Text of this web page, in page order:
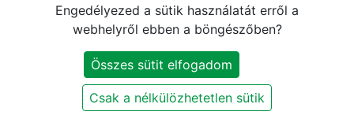
KOSÁRBA
Szállítási és fizetési információk
Engedélyezed a sütik használatát erről a
webhelyről ebben a böngészőben?
Összes sütit elfogadom
Csak a nélkülözhetetlen sütik